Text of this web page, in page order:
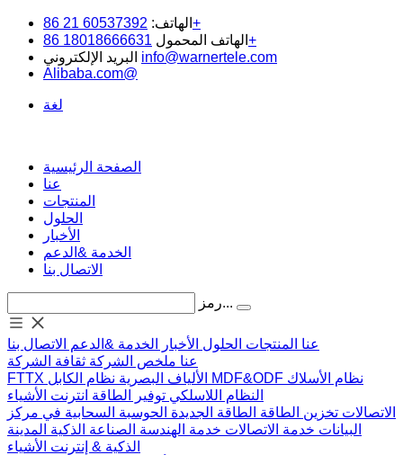
الهاتف: 60537392 21 86+
الهاتف المحمول 18018666631 86+
info@warnertele.com
Alibaba.com@
لغة
الصفحة الرئيسية
عنا
المنتجات
الحلول
الأخبار
الخدمة &الدعم
الاتصال بنا
رمز...
عنا المنتجات الحلول الأخبار الخدمة &الدعم
الاتصال بنا
عنا ملخص الشركة ثقافة الشركة
FTTX
الألياف البصرية MDF&ODF نظام الأسلاك
النظام اللاسلكي توفير الطاقة انترنت الأشياء
الاتصالات تخزين الطاقة الطاقة الجديدة الحوسبة السحابية في مركز
البيانات خدمة الاتصالات خدمة الهندسة الصناعة الذكية المدينة
الذكية & إنترنت الأشياء